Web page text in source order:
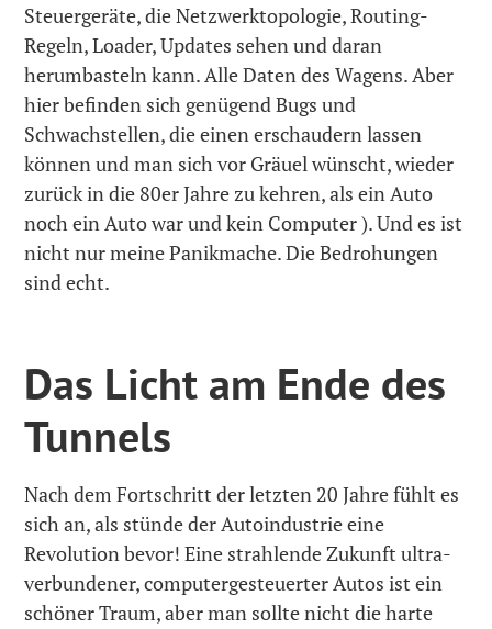
Steuergeräte, die Netzwerktopologie, Routing-
Regeln, Loader, Updates sehen und daran
herumbasteln kann. Alle Daten des Wagens. Aber
hier befinden sich genügend Bugs und
Schwachstellen, die einen erschaudern lassen
können und man sich vor Gräuel wünscht, wieder
zurück in die 80er Jahre zu kehren, als ein Auto
noch ein Auto war und kein Computer ). Und es ist
nicht nur meine Panikmache. Die Bedrohungen
sind echt.
Das Licht am Ende des
Tunnels
Nach dem Fortschritt der letzten 20 Jahre fühlt es
sich an, als stünde der Autoindustrie eine
Revolution bevor! Eine strahlende Zukunft ultra-
verbundener, computergesteuerter Autos ist ein
schöner Traum, aber man sollte nicht die harte